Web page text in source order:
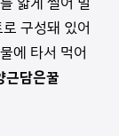
구성돼 있어
에 타서 먹어
근담은꿀